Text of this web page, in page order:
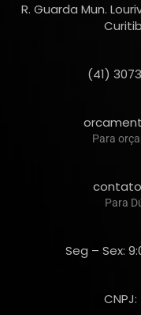
R. Guarda Mun.
(41)
Para
Para
Seg – Sex: